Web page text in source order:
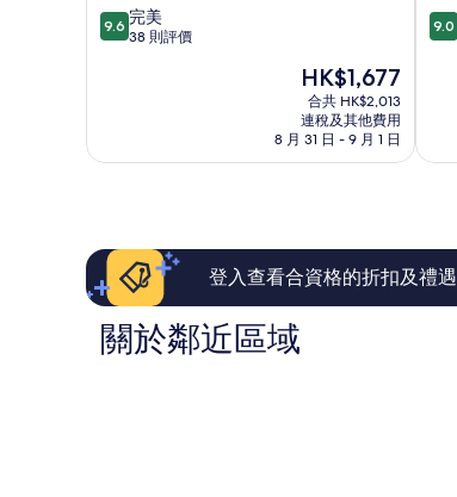
9.6
分
完
評
篇
價
9.6 完美
38 則評價
現
售
HK$1,677
HK$1,677
合共 HK$2,013
連稅及其他費用
8 月 31 日 - 9 月 1 日
島
9.0
分
卓
評
價
9.0
登入查看合資格的折扣及禮
關於鄰近區域